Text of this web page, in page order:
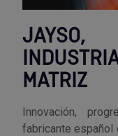
MATRIZ
Innovación,
fabricante español
Outlet Soldadura
Outlet Técnica de
Outlet Tiradores y